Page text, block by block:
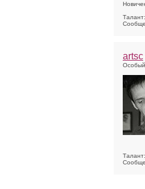
Талант:
artsc
Талант: